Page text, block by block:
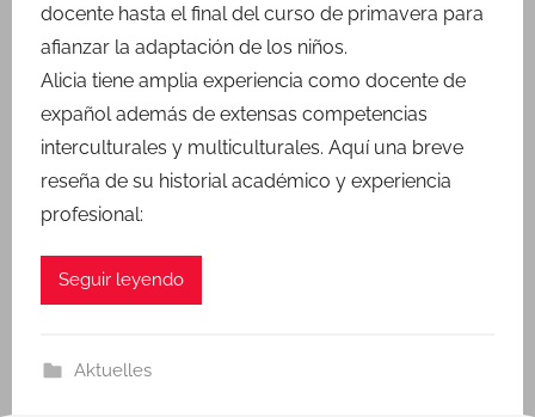
a
R
i
n
k
docente hasta el final del curso de primavera para
afianzar la adaptación de los niños.
Alicia tiene amplia experiencia como docente de
expañol además de extensas competencias
interculturales y multiculturales. Aquí una breve
reseña de su historial académico y experiencia
profesional:
Seguir leyendo
Aktuelles